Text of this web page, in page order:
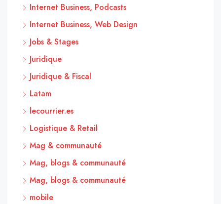
Internet Business, Podcasts
Internet Business, Web Design
Jobs & Stages
Juridique
Juridique & Fiscal
Latam
lecourrier.es
Logistique & Retail
Mag & communauté
Mag, blogs & communauté
Mag, blogs & communauté
mobile